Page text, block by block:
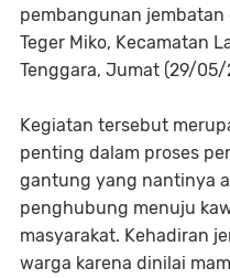
pembangunan
Teger Miko, Kecamatan
Tenggara, Jumat (29/05/
Kegiatan tersebut
penting dalam proses
gantung yang nantinya
penghubung menuju
masyarakat. Kehadiran
warga karena dinilai